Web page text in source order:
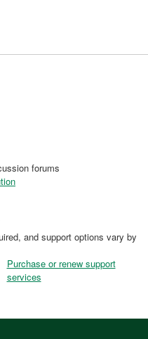
forums
and support options vary by
Purchase or renew support
services